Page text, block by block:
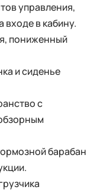
управления,
входе в кабину.
пониженный
и сиденье
с
барабан